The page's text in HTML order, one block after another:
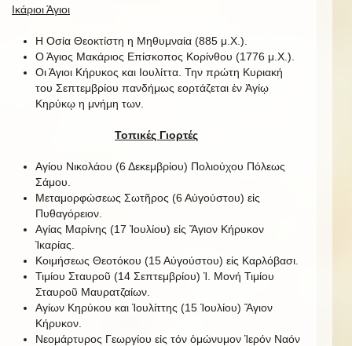
Ικάριοι Άγιοι
Η Οσία Θεοκτίστη η Μηθυμναία (885 μ.Χ.).
Ο Άγιος Μακάριος Επίσκοπος Κορίνθου (1776 μ.Χ.).
Οι Άγιοι Κήρυκος και Ιουλίττα. Την πρώτη Κυριακή
του Σεπτεμβρίου πανδήμως εορτάζεται ἐν Ἁγίῳ
Κηρύκῳ η μνήμη των.
Τοπικές Γιορτές
Αγίου Νικολάου (6 Δεκεμβρίου) Πολιούχου Πόλεως
Σάμου.
Μεταμορφώσεως Σωτῆρος (6 Αὐγούστου) εἰς
Πυθαγόρειον.
Αγίας Μαρίνης (17 Ἰουλίου) εἰς Ἅγιον Κήρυκον
Ἰκαρίας.
Κοιμήσεως Θεοτόκου (15 Αὐγούστου) εἰς Καρλόβασι.
Τιμίου Σταυροῦ (14 Σεπτεμβρίου) Ἱ. Μονή Τιμίου
Σταυροῦ Μαυρατζαίων.
Αγίων Κηρύκου και Ἰουλίττης (15 Ἰουλίου) Ἅγιον
Κήρυκον.
Νεομάρτυρος Γεωργίου εἰς τόν ὁμώνυμον Ἱερόν Ναόν